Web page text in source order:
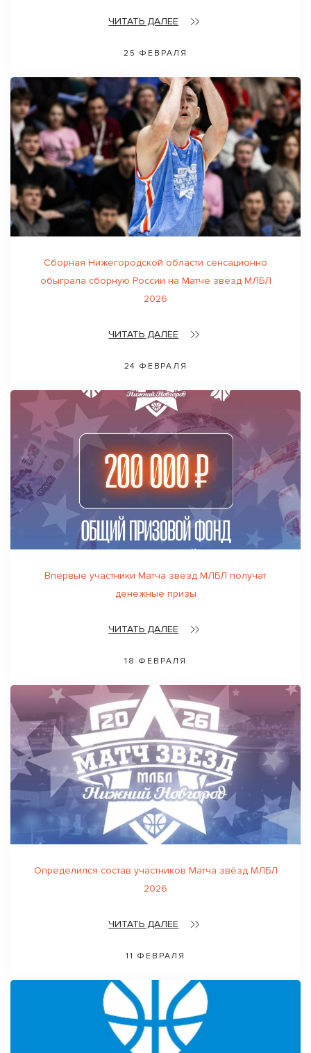
ЧИТАТЬ ДАЛЕЕ
25 ФЕВРАЛЯ
Сборная Нижегородской области сенсационно
обыграла сборную России на Матче звёзд МЛБЛ
2026
ЧИТАТЬ ДАЛЕЕ
24 ФЕВРАЛЯ
Впервые участники Матча звезд МЛБЛ получат
денежные призы
ЧИТАТЬ ДАЛЕЕ
18 ФЕВРАЛЯ
Определился состав участников Матча звёзд МЛБЛ
2026
ЧИТАТЬ ДАЛЕЕ
11 ФЕВРАЛЯ